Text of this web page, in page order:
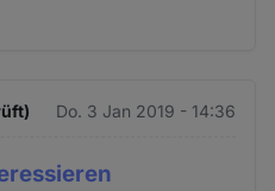
Do. 3 Jan 2019 - 14:36